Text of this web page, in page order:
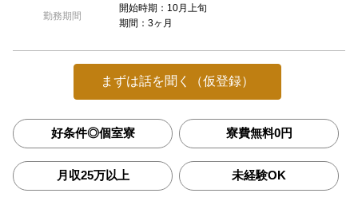
勤務期間
開始時期：10月上旬
期間：3ヶ月
まずは話を聞く（仮登録）
好条件◎個室寮 寮費無料0円
月収25万以上 未経験OK